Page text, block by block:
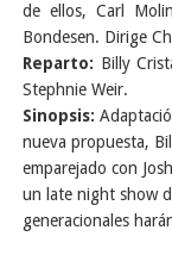
de ellos, Carl
Bondesen. Dirige
Reparto: Billy
Stephnie Weir.
Sinopsis:
nueva propuesta,
emparejado con
un late night show
generacionales